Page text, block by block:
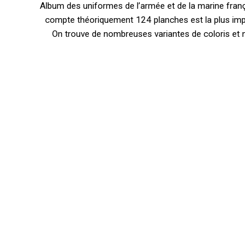
Album des uniformes de l’armée et de la marine
compte théoriquement 124 planches est la plus
On trouve de nombreuses variantes de coloris et